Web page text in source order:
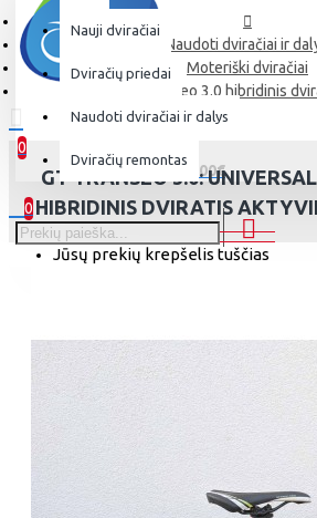
0
0 prekė(s) - 0.00€
0
Jūsų prekių krepšelis tuščias
Nauji dviračiai
Dviračių priedai
Naudoti dviračiai ir dalys
Dviračių remontas
Naudoti dviračiai ir
Moteriški dviračiai
GT Transeo 3.0 hibridinis
GT TRANSEO 3.0:
HIBRIDINIS DVIRATIS